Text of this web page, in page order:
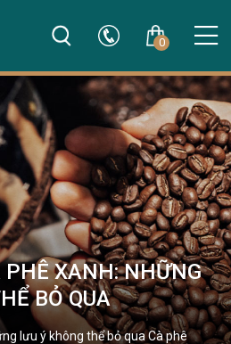
0
PHÊ XANH: NHỮNG
BỎ QUA
lưu ý không thể bỏ qua Cà phê